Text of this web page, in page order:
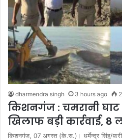
dharmendra singh 3 hours ago
किशनगंज : चमरानी
खिलाफ बड़ी कार्रवाई, 8
किशनगंज, 07 अगस्त (के.स.)। धर्मेन्द्र सिंह/